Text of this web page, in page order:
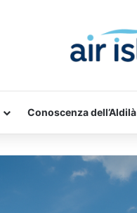
Conoscenza dell’Aldilà